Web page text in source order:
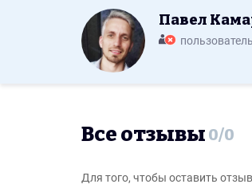
Павел
Все отзывы 0/0
Для того, чтобы оставить